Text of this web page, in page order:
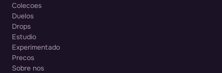
Colecoes
Duelos
Drops
Estudio
Experimentado
Precos
Sobre nos